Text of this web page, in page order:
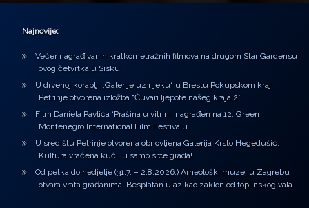
Najnovije:
Večer nagrađivanih kratkometražnih filmova na drugom Star Gardensu
ovog četvrtka u Sisku
U drvenoj korablji „Galerije uz rijeku“ u Brestu Pokupskom kraj
Petrinje otvorena izložba “Čuvari ljepote našeg kraja 2”
Film Daniela Pavlića ‘Prašina u vitrini’ nagrađen na 12. Green
Montenegro International Film Festivalu
U središtu Petrinje otvorena obnovljena Galerija Krsto Hegedušić:
Kultura vraćena kući, u samo srce grada!
Od petka do nedjelje (31.7. – 2.8.2026.) Arheološki muzej u Zagrebu
otvara vrata građanima: Besplatan ulaz kao zaklon od toplinskog vala